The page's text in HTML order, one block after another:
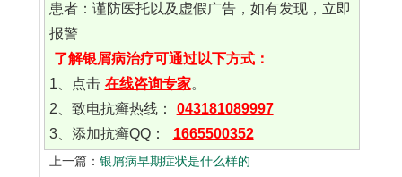
患者：谨防医托以及虚假广告，如有发现，立即
报警
了解银屑病治疗可通过以下方式：
1、点击 在线咨询专家。
2、致电抗癣热线：
043181089997
3、添加抗癣QQ：
1665500352
上一篇： 银屑病早期症状是什么样的